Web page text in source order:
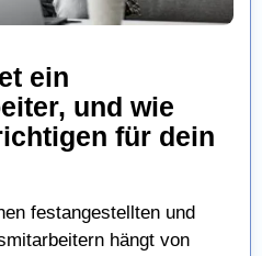
ein
und wie
für dein
festangestellten und
hängt von